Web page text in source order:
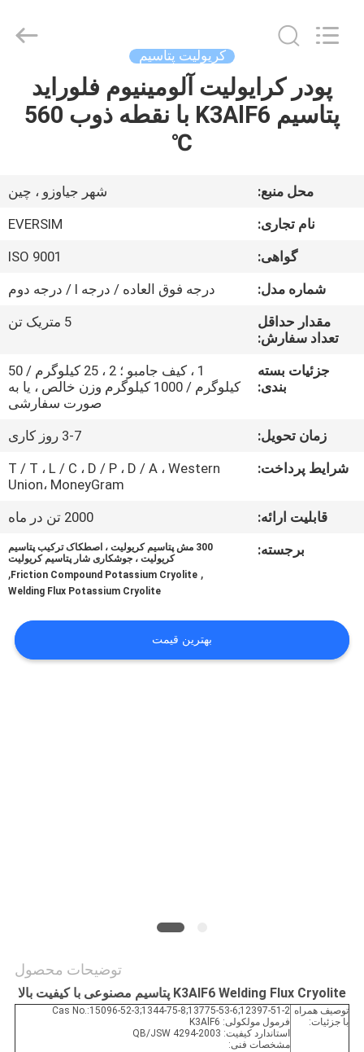
خونه
محصولات
کارخانه
کیفیت
اخبار
پرونده
خصوصی
Imp.&Exp.Co.,Ltd.
کریولیت پتاسیم
پودر کرایولیت آلومینیوم فلوراید
پتاسیم K3AlF6 با نقطه ذوب 560
℃
محل منبع:
شهر جیاوزو ، چین
نام تجاری:
EVERSIM
گواهی:
ISO 9001
شماره مدل:
درجه فوق العاده / درجه I / درجه دوم
مقدار حداقل
تعداد سفارش:
5 متریک تن
جزئیات بسته
بندی:
1 ، کیف جامبو ؛ 2 ، 25 کیلوگرم / 50
کیلوگرم / 1000 کیلوگرم وزن خالص ، یا به
صورت سفارشی
زمان تحویل:
3-7 روز کاری
شرایط پرداخت:
T / T ، L / C ، D / P ، D / A ، Western
Union، MoneyGram
قابلیت ارائه:
2000 تن در ماه
برجسته:
300 مش پتاسیم کریولیت ، اصطکاک ترکیب پتاسیم
کریولیت ، جوشکاری شار پتاسیم کریولیت
,
Friction Compound Potassium Cryolite
,
Welding Flux Potassium Cryolite
بهترین قیمت
توضیحات محصول
K3AlF6 Welding Flux Cryolite پتاسیم مصنوعی با کیفیت بالا
توصیف همراه
با جزئیات:
Cas No.:15096-52-3;1344-75-8;13775-53-6;12397-51-2
فرمول مولکولی: K3AlF6
استاندارد کیفیت: QB/JSW 4294-2003
مشخصات فنی: